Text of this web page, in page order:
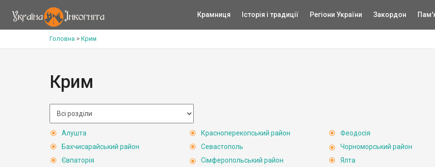
Крамниця Історія і традиції Регіони України Закордон
Головна > Крим
Крим
Алушта
Бахчисарайський район
Євпаторія
Красноперекопський район
Севастополь
Сімферопольський район
Феодосія
Чорноморський район
Ялта